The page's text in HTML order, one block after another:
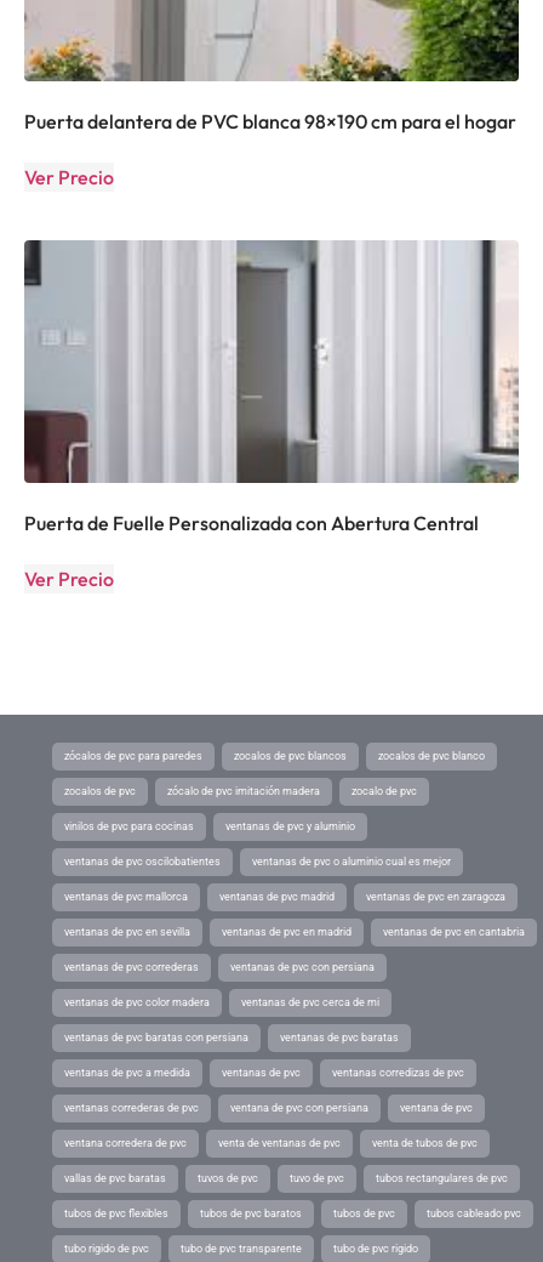
Puerta delantera de PVC blanca 98×190 cm para el hogar
Ver Precio
Puerta de Fuelle Personalizada con Abertura Central
Ver Precio
zócalos de pvc para paredes zocalos de pvc blancos zocalos de pvc blanco
zocalos de pvc zócalo de pvc imitación madera zocalo de pvc
vinilos de pvc para cocinas ventanas de pvc y aluminio
ventanas de pvc oscilobatientes ventanas de pvc o aluminio cual es mejor
ventanas de pvc mallorca ventanas de pvc madrid ventanas de pvc en zaragoza
ventanas de pvc en sevilla ventanas de pvc en madrid ventanas de pvc en cantabria
ventanas de pvc correderas ventanas de pvc con persiana
ventanas de pvc color madera ventanas de pvc cerca de mi
ventanas de pvc baratas con persiana ventanas de pvc baratas
ventanas de pvc a medida ventanas de pvc ventanas corredizas de pvc
ventanas correderas de pvc ventana de pvc con persiana ventana de pvc
ventana corredera de pvc venta de ventanas de pvc venta de tubos de pvc
vallas de pvc baratas tuvos de pvc tuvo de pvc tubos rectangulares de pvc
tubos de pvc flexibles tubos de pvc baratos tubos de pvc tubos cableado pvc
tubo rigido de pvc tubo de pvc transparente tubo de pvc rigido